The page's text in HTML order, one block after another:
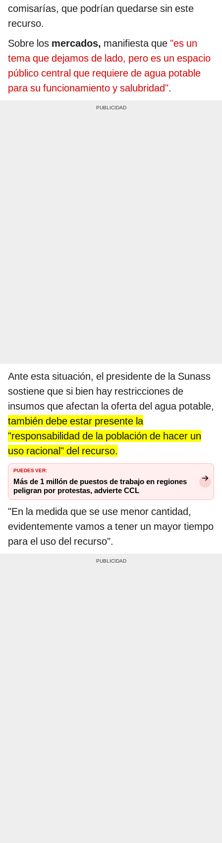
comisarías, que podrían quedarse sin este
recurso.
Sobre los mercados, manifiesta que "es un
tema que dejamos de lado, pero es un espacio
público central que requiere de agua potable
para su funcionamiento y salubridad".
Ante esta situación, el presidente de la Sunass
sostiene que si bien hay restricciones de
insumos que afectan la oferta del agua potable,
también debe estar presente la
"responsabilidad de la población de hacer un
uso racional" del recurso.
PUEDES VER:
Más de 1 millón de puestos de trabajo en regiones
peligran por protestas, advierte CCL
"En la medida que se use menor cantidad,
evidentemente vamos a tener un mayor tiempo
para el uso del recurso".